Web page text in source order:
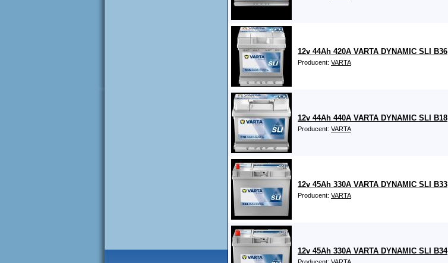
12v 44Ah 420A VARTA DYNAMIC SLI B36
Producent: VARTA
12v 44Ah 440A VARTA DYNAMIC SLI B18
Producent: VARTA
12v 45Ah 330A VARTA DYNAMIC SLI B33
Producent: VARTA
12v 45Ah 330A VARTA DYNAMIC SLI B34